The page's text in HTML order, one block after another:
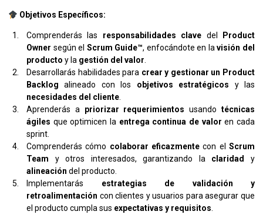
Objetivos Específicos:
Comprenderás las responsabilidades clave del
Product
Owner según el Scrum Guide™, enfocándote en lavisión del
producto y la gestión del valor.
Desarrollarás habilidades para crear y gestionar un Product
Backlog alineado con los objetivos estratégicos y las
necesidades del cliente.
Aprenderás a priorizar requerimientos usandotécnicas
ágiles que optimicen la entrega continua de valor en cada
sprint.
Comprenderás cómo colaborar eficazmente con elScrum
Team y otros interesados, garantizando la claridad
y
alineación del producto.
Implementarás estrategias de validación y
retroalimentación con clientes y usuarios para asegurar que
el producto cumpla sus expectativas y requisitos.